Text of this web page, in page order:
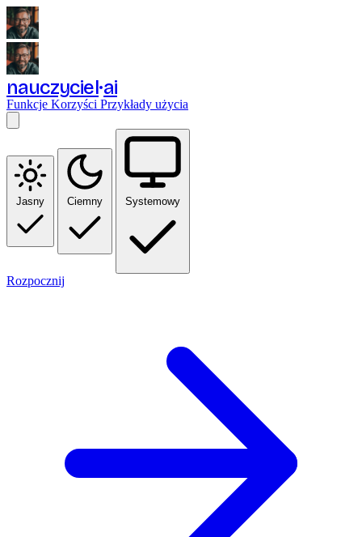
nauczyciel ai
Funkcje Korzyści Przykłady użycia
Jasny Ciemny Systemowy
Rozpocznij